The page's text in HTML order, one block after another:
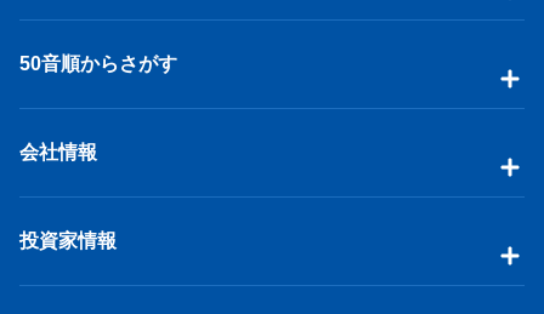
50音順からさがす
会社情報
投資家情報